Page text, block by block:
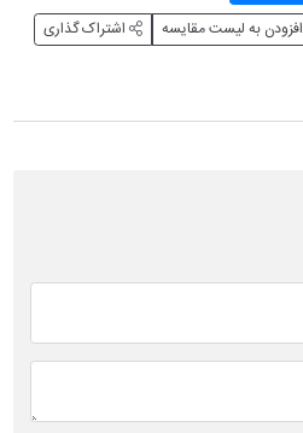
افزودن به لیست مقایسه اشتراک گذاری